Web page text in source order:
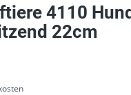
4110
22cm